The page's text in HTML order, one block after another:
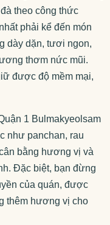
theo công thức
phải kể đến món
dày dặn, tươi ngon,
thơm nức mũi.
được độ mềm mại,
1 Bulmakyeolsam
như panchan, rau
bằng hương vị và
Đặc biệt, bạn đừng
của quán, được
thêm hương vị cho